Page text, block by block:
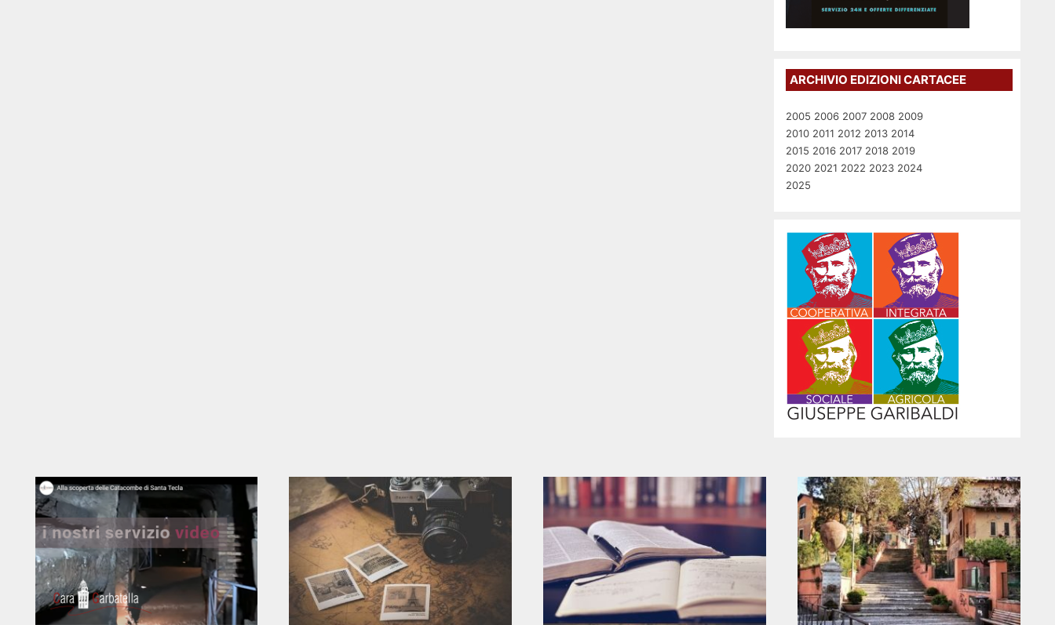
ARCHIVIO EDIZIONI CARTACEE
2005 2006 2007 2008 2009
2010 2011 2012 2013 2014
2015 2016 2017 2018 2019
2020 2021 2022 2023 2024
2025